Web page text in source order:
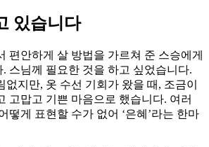
있습니다
편안하게 살 방법을 가르쳐 준 스승에게
스님께 필요한 것을 하고 싶었습니다.
없지만, 옷 수선 기회가 왔을 때, 조금이
고맙고 기쁜 마음으로 했습니다. 여러
떻게 표현할 수가 없어 ‘은혜’라는 한마